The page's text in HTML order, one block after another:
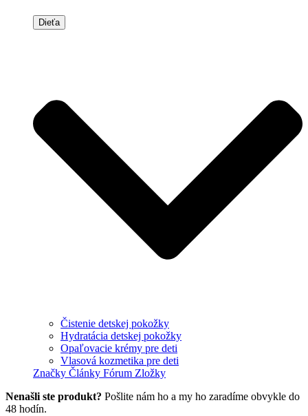
Dieťa
Čistenie detskej pokožky
Hydratácia detskej pokožky
Opaľovacie krémy pre deti
Vlasová kozmetika pre deti
Značky Články Fórum Zložky
Nenašli ste produkt? Pošlite nám ho a my ho zaradíme obvykle do
48 hodín.